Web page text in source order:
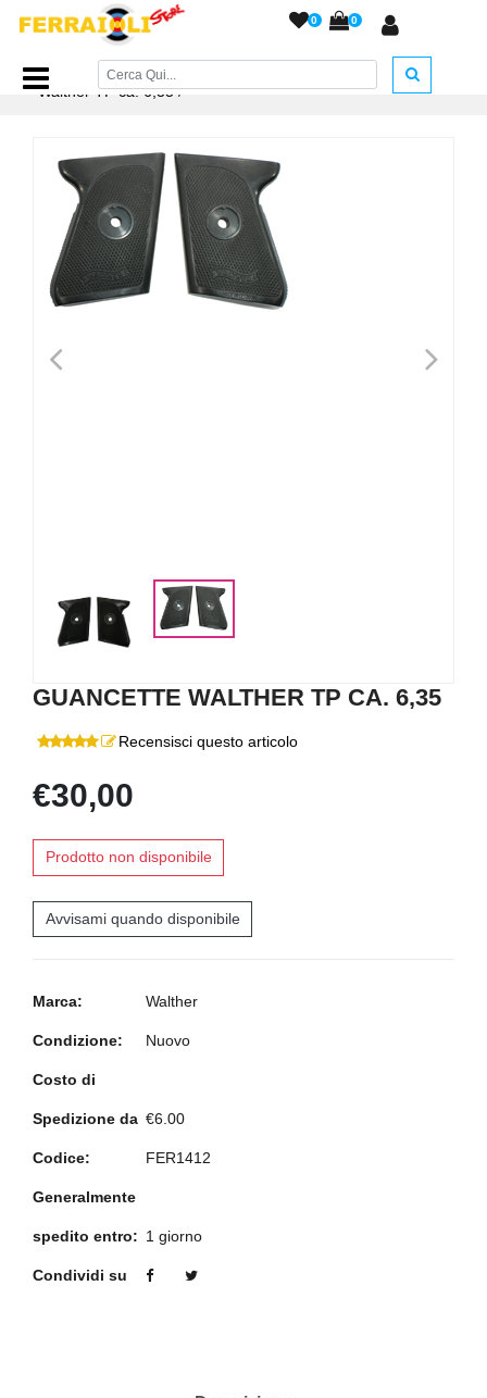
0 0
Home Page/RICAMBI/Guancette per Pistole/Guancette
Walther TP ca. 6,35/
< >
GUANCETTE WALTHER TP CA. 6,35
Recensisci questo articolo
€30,00
Prodotto non disponibile
Avvisami quando disponibile
Marca: Walther
Condizione: Nuovo
Costo di
Spedizione da €6.00
Codice: FER1412
Generalmente
spedito entro: 1 giorno
Condividi su